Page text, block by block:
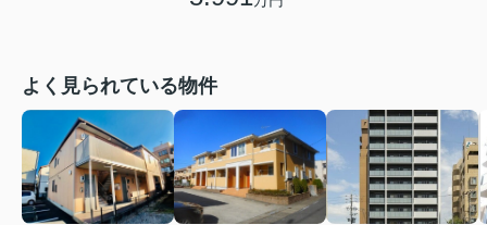
よく見られている物件